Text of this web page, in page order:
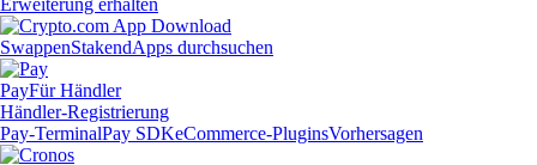
Erweiterung erhalten
SwappenStakendApps durchsuchen
PayFür Händler
Händler-Registrierung
Pay-TerminalPay SDKeCommerce-PluginsVorhersagen